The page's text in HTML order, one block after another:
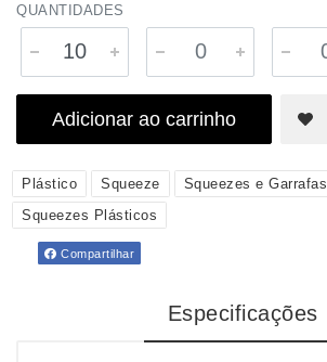
QUANTIDADES
Adicionar ao carrinho
Plástico Squeeze
Squeezes e Garrafas
Squeezes Plásticos
Compartilhar
Especificações